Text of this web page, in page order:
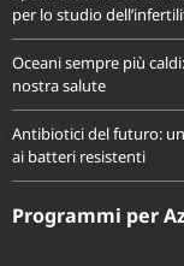
per lo studio
Oceani sempre più
nostra salute
Antibiotici del futuro:
ai batteri resistenti
Programmi per